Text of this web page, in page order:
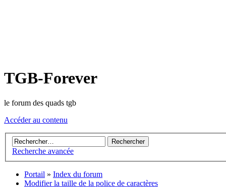
TGB-Forever
le forum des quads tgb
Accéder au contenu
Recherche avancée
Portail » Index du forum
Modifier la taille de la police de caractères